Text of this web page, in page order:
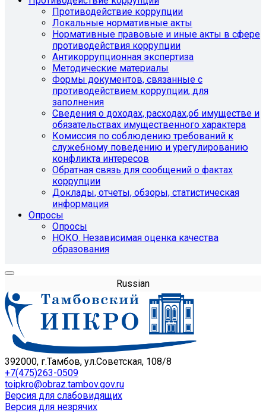
Противодействие коррупции
Локальные нормативные акты
Нормативные правовые и иные акты в сфере
противодействия коррупции
Антикоррупционная экспертиза
Методические материалы
Формы документов, связанные с
противодействием коррупции, для
заполнения
Сведения о доходах, расходах,об имуществе и
обязательствах имущественного характера
Комиссия по соблюдению требований к
служебному поведению и урегулированию
конфликта интересов
Обратная связь для сообщений о фактах
коррупции
Доклады, отчеты, обзоры, статистическая
информация
Опросы
Опросы
НОКО. Независимая оценка качества
образования
Russian
392000, г.Тамбов, ул.Советская, 108/8
+7(475)263-0509
toipkro@obraz.tambov.gov.ru
Версия для слабовидящих
Версия для незрячих